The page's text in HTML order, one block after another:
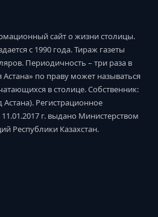
сайт о жизни столицы.
с 1990 года. Тираж газеты
Периодичность – три раза в
по праву может называться
в столице. Собственник:
Регистрационное
г. выдано Министерством
Республики Казахстан.